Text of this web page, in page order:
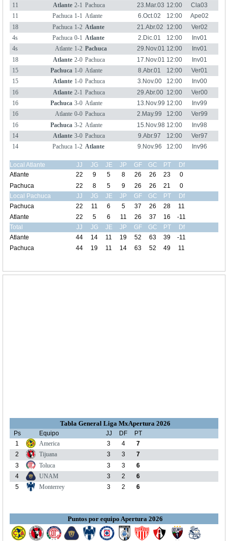
11
Atlante 2-1 Pachuca 23.Mar.03 12:00
Cla03
11
Pachuca 1-1 Atlante 6.Oct.02 12:00
Ape02
18
Pachuca 1-2 Atlante 21.Abr.02 12:00
Ver02
4s
Pachuca 0-1 Atlante 2.Dic.01 12:00
Inv01
4s
Atlante 1-2 Pachuca 29.Nov.01 12:00
Inv01
18
Atlante 2-0 Pachuca 17.Nov.01 12:00
Inv01
15
Pachuca 1-0 Atlante 8.Abr.01 12:00
Ver01
15
Atlante 1-0 Pachuca 3.Nov.00 12:00
Inv00
16
Atlante 2-1 Pachuca 29.Abr.00 12:00
Ver00
16
Pachuca 3-0 Atlante 13.Nov.99 12:00
Inv99
16
Atlante 0-0 Pachuca 2.May.99 12:00
Ver99
16
Pachuca 3-2 Atlante 15.Nov.98 12:00
Inv98
14
Atlante 3-0 Pachuca 9.Abr.97 12:00
Ver97
14
Pachuca 1-2 Atlante 9.Nov.96 12:00 Inv96
Local Atlante JJ JG JE JP GF GC PT
Df
Atlante
22 9 5 8 26 26 23
0
Pachuca
22 8 5 9 26 26 21
0
Local Pachuca
JJ JG JE JP GF GC PT
Df
Pachuca
22 11 6 5 37 26 28
11
Atlante
22 5 6 11 26 37 16
-11
Total
JJ JG JE JP GF GC PT
Df
Atlante
44 14 11 19 52 63 39
-11
Pachuca
44 19 11 14 63 52 49 11
Tabla General Liga MxApertura 2026
Ps Equipo JJ DF
PT
1
America 3 4
7
2
Tijuana 3 3
7
3
Toluca 3 3
6
4
UNAM 3 2
6
5
Monterrey 3 2 6
Puntos por equipo Apertura 2026